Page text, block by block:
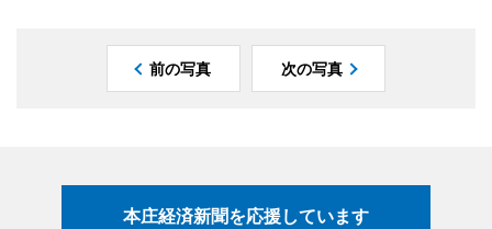
前の写真 次の写真
本庄経済新聞を応援しています